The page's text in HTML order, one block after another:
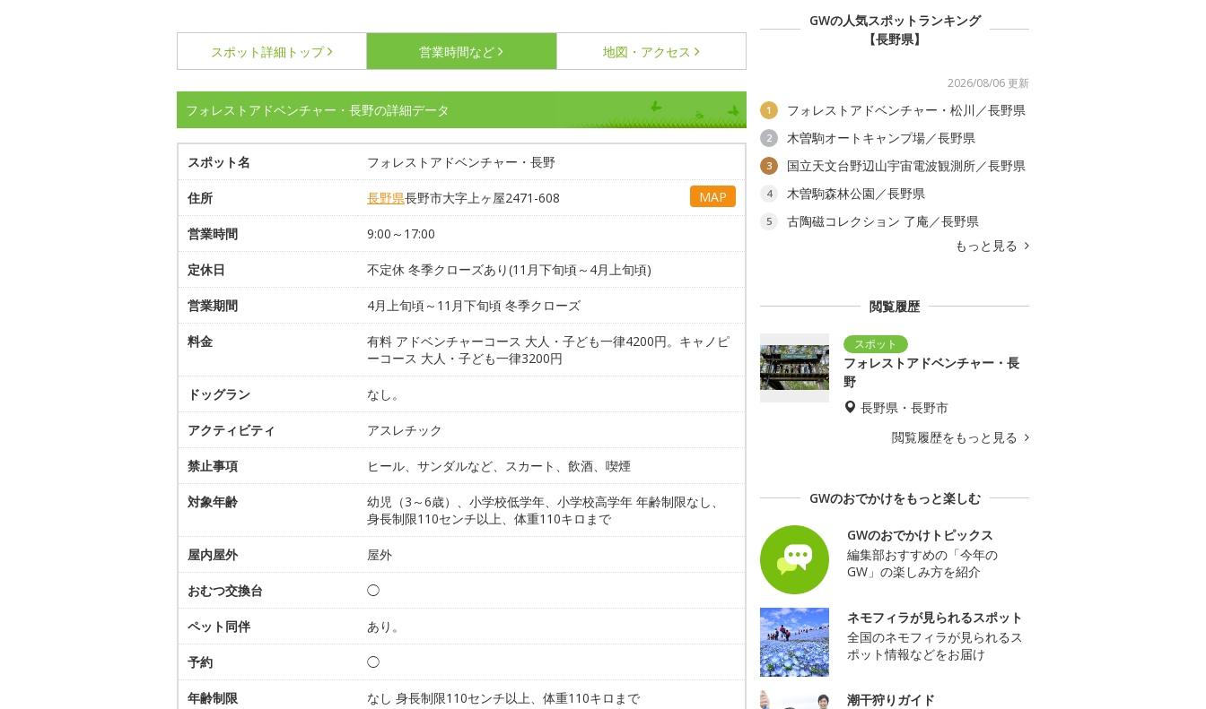
スポット詳細 トップ 営業時間など 地図・アクセス
フォレストアドベンチャー・長野の詳細データ
スポット名 フォレストアドベンチャー・長野
住所 長野県長野市大字上ヶ屋2471-608 MAP
営業時間 9:00～17:00
定休日 不定休 冬季クローズあり(11月下旬頃～4月上旬頃)
営業期間 4月上旬頃～11月下旬頃 冬季クローズ
料金
有料 アドベンチャーコース 大人・子ども一律4200円。キャノピ
ーコース 大人・子ども一律3200円
ドッグラン なし。
アクティビティ アスレチック
禁止事項 ヒール、サンダルなど、スカート、飲酒、喫煙
対象年齢
幼児（3～6歳）、小学校低学年、小学校高学年 年齢制限なし、
身長制限110センチ以上、体重110キロまで
屋内屋外 屋外
おむつ交換台 ◯
ペット同伴 あり。
予約 ◯
年齢制限 なし 身長制限110センチ以上、体重110キロまで
GWの人気スポットランキング
【長野県】
2026/08/06 更新
1 フォレストアドベンチャー・松川／長野県
2 木曽駒オートキャンプ場／長野県
3 国立天文台野辺山宇宙電波観測所／長野県
4 木曽駒森林公園／長野県
5
古陶磁コレクション 了庵／長野県
もっと見る
閲覧履歴
フォレストアドベンチャー・長
野
長野県・長野市
閲覧履歴をもっと見る
GWのおでかけをもっと楽しむ
GWのおでかけトピックス
編集部おすすめの「今年の
GW」の楽しみ方を紹介
ネモフィラが見られるスポット
全国のネモフィラが見られるス
ポット情報などをお届け
潮干狩りガイド